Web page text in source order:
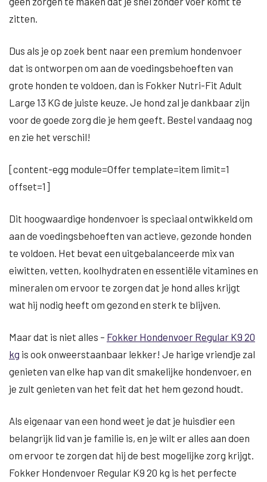
zitten.
Dus als je op zoek bent naar een premium hondenvoer
dat is ontworpen om aan de voedingsbehoeften van
grote honden te voldoen, dan is Fokker Nutri-Fit Adult
Large 13 KG de juiste keuze. Je hond zal je dankbaar zijn
voor de goede zorg die je hem geeft. Bestel vandaag nog
en zie het verschil!
[content-egg module=Offer template=item limit=1
offset=1]
Dit hoogwaardige hondenvoer is speciaal ontwikkeld om
aan de voedingsbehoeften van actieve, gezonde honden
te voldoen. Het bevat een uitgebalanceerde mix van
eiwitten, vetten, koolhydraten en essentiële vitamines en
mineralen om ervoor te zorgen dat je hond alles krijgt
wat hij nodig heeft om gezond en sterk te blijven.
Maar dat is niet alles – Fokker Hondenvoer Regular K9 20
kg is ook onweerstaanbaar lekker! Je harige vriendje zal
genieten van elke hap van dit smakelijke hondenvoer, en
je zult genieten van het feit dat het hem gezond houdt.
Als eigenaar van een hond weet je dat je huisdier een
belangrijk lid van je familie is, en je wilt er alles aan doen
om ervoor te zorgen dat hij de best mogelijke zorg krijgt.
Fokker Hondenvoer Regular K9 20 kg is het perfecte